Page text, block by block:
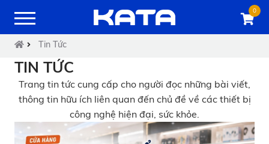
0
Tin Tức
TIN TỨC
Trang tin tức cung cấp cho người đọc những bài viết,
thông tin hữu ích liên quan đến chủ đề về các thiết bị
công nghệ hiện đại, sức khỏe.